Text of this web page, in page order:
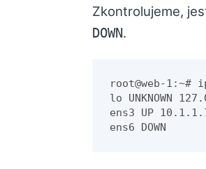
Zkontrolujeme,
DOWN.
root@web-
lo UNKNOWN
ens3 UP
ens6 DOWN